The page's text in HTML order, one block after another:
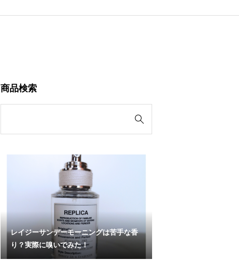
商品検索
象:

レイジーサンデーモーニングは苦手な香
り？実際に嗅いでみた！